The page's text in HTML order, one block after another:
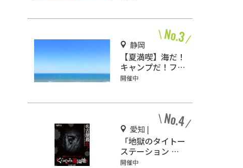
静岡
【夏満喫】海だ！
キャンプだ！ファ
ミリーで楽しもう
開催中
愛知 |
「地獄のタイトー
ステーション く
らやみ遊園地」名
開催中